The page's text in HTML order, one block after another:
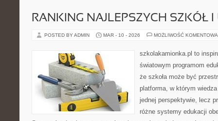
RANKING NAJLEPSZYCH SZKÓŁ I
POSTED BY ADMIN MAR - 10 - 2026 MOŻLIWOŚĆ
szkolakamionka.pl to
światowym programom
że szkoła może być
platforma, w którym
jednej perspektywie, lecz
różne systemy edukacji